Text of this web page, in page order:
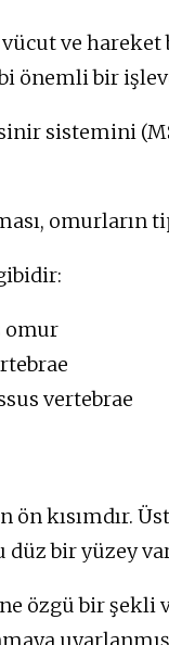
vücut ve
önemli bir
sistemini
omurların
omur
vertebrae
kısımdır.
bir yüzey
özgü bir şekli